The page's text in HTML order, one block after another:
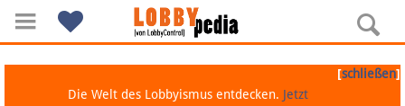
[schließen]
Die Welt des Lobbyismus entdecken. Jetzt